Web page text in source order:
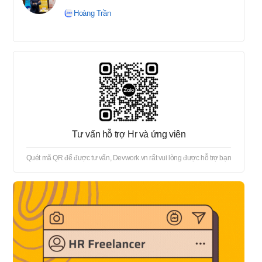
tuyển → Offer → Thủ tục
Hoàng Trần
Tư vấn hỗ trợ Hr và ứng viên
Quét mã QR để được tư vấn, Devwork.vn rất vui lòng được hỗ trợ bạn